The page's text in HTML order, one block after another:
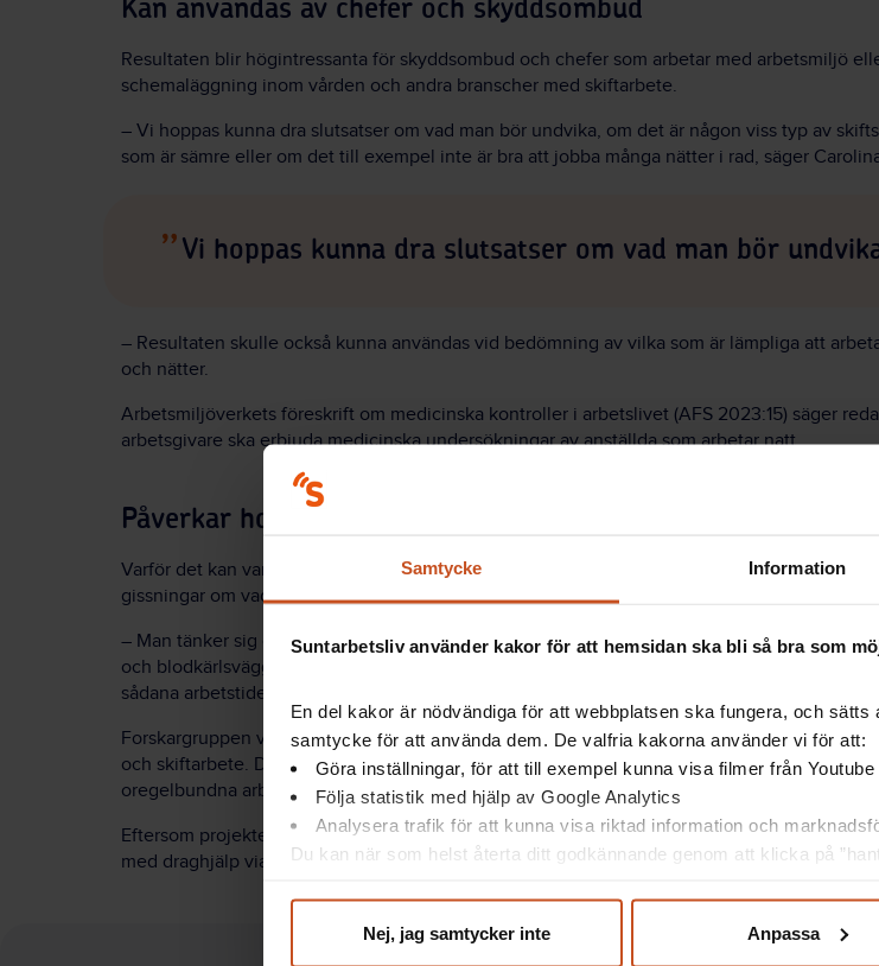
Samtycke Information
Suntarbetsliv använder kakor för att hemsidan ska bli så bra som
En del kakor är nödvändiga för att webbplatsen ska fungera, och
samtycke för att använda dem. De valfria kakorna använder vi för att:
Göra inställningar, för att till exempel kunna visa filmer från Youtube
Följa statistik med hjälp av Google Analytics
Analysera trafik för att kunna visa riktad information och
Du kan när som helst återta ditt godkännande genom att klicka på
Nej, jag samtycker inte Anpassa
Kan användas av chefer och skyddsombud
Resultaten blir högintressanta för skyddsombud och chefer som arbetar med arbetsmiljö
schemaläggning inom vården och andra branscher med skiftarbete.
– Vi hoppas kunna dra slutsatser om vad man bör undvika, om det är någon viss typ av
som är sämre eller om det till exempel inte är bra att jobba många nätter i rad, säger
Vi hoppas kunna dra slutsatser om vad man bör
– Resultaten skulle också kunna användas vid bedömning av vilka som är lämpliga att
och nätter.
Arbetsmiljöverkets föreskrift om medicinska kontroller i arbetslivet (AFS 2023:15) säger
arbetsgivare ska erbjuda medicinska undersökningar av anställda som arbetar natt.
Påverkar hormoner
Varför det kan vara skadligt att jobba kvällar och nätter vet man inte, men forskarna har en
gissningar om vad det kan bero på. Till exempel att kroppens hormoner påverkas på ett
– Man tänker sig också att det kan vara stress- eller inflammationsmekanismer som påverkar
och blodkärlsväggar. Fast det kan också handla om att man skaffar sig en mindre hälsosam
sådana arbetstider, säger Carolina Bigert.
Forskargruppen vill inte bara ta fram underlag för råd och rekommendationer kring
och skiftarbete. De vill också bidra till den allmänna kunskapen inom forskningen om risker
oregelbundna arbetstider och nattarbete.
Eftersom projektet samarbetar med både arbetsgivare och fackförbund inom vården räknar
med draghjälp via deras kanaler när de är färdiga och ska nå ut med resultaten.